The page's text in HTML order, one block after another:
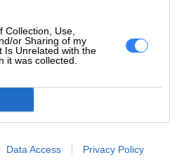
Collection, Use,
or Sharing of my
Is Unrelated with the
it was collected.
Data Access Privacy Policy
w różnych
R750- najlepszy i
model z całej gamy serwerów
Bez napędu optycznego